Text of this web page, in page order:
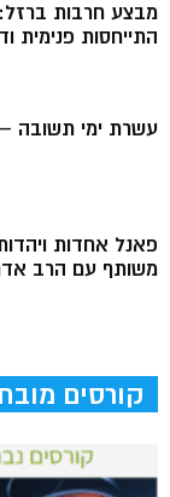
מבצע חרבות
התייחסות פנימית
עשרת ימי תשובה
פאנל אחדות
משותף עם הרב
קורסים